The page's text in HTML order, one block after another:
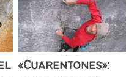
«Cuarentones»: